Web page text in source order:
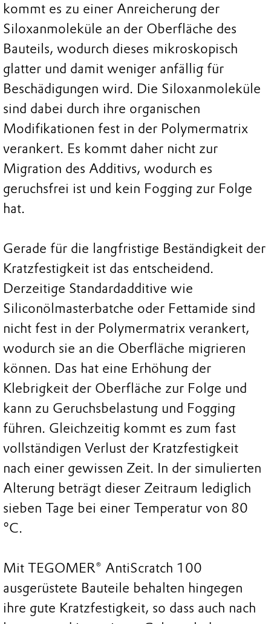
kommt es zu einer Anreicherung der
Siloxanmoleküle an der Oberfläche des
Bauteils, wodurch dieses mikroskopisch
glatter und damit weniger anfällig für
Beschädigungen wird. Die Siloxanmoleküle
sind dabei durch ihre organischen
Modifikationen fest in der Polymermatrix
verankert. Es kommt daher nicht zur
Migration des Additivs, wodurch es
geruchsfrei ist und kein Fogging zur Folge
hat.
Gerade für die langfristige Beständigkeit der
Kratzfestigkeit ist das entscheidend.
Derzeitige Standardadditive wie
Siliconölmasterbatche oder Fettamide sind
nicht fest in der Polymermatrix verankert,
wodurch sie an die Oberfläche migrieren
können. Das hat eine Erhöhung der
Klebrigkeit der Oberfläche zur Folge und
kann zu Geruchsbelastung und Fogging
führen. Gleichzeitig kommt es zum fast
vollständigen Verlust der Kratzfestigkeit
nach einer gewissen Zeit. In der simulierten
Alterung beträgt dieser Zeitraum lediglich
sieben Tage bei einer Temperatur von 80
°C.
Mit TEGOMER® AntiScratch 100
ausgerüstete Bauteile behalten hingegen
ihre gute Kratzfestigkeit, so dass auch nach